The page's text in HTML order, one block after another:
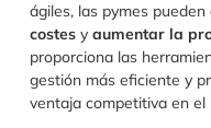
ágiles, las pymes pueden
costesy aumentar la
proporciona las
gestión más eficiente y
ventaja competitiva en el